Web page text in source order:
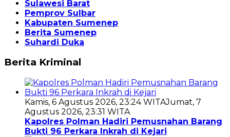
Sulawesi Barat
Pemprov Sulbar
Kabupaten Sumenep
Berita Sumenep
Suhardi Duka
Berita Kriminal
Kamis, 6 Agustus 2026, 23:24 WITAJumat, 7
Agustus 2026, 23:31 WITA
Kapolres Polman Hadiri Pemusnahan Barang
Bukti 96 Perkara Inkrah di Kejari